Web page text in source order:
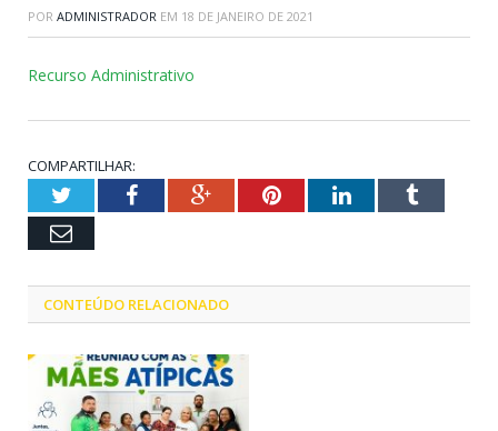
POR ADMINISTRADOR EM 18 DE JANEIRO DE 2021
Recurso Administrativo
COMPARTILHAR:
TwitterFacebookGoogle+PinterestLinkedInTumblr
Email
CONTEÚDO RELACIONADO